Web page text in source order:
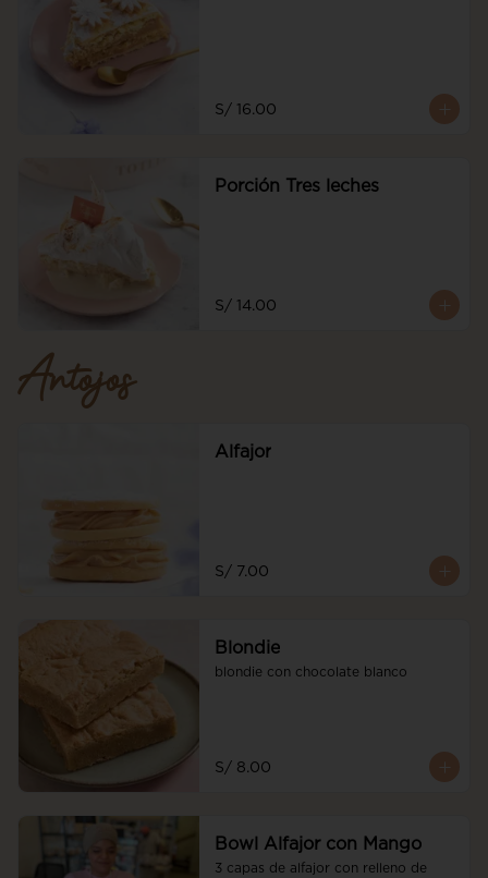
S/ 16.00
Porción Tres leches
S/ 14.00
Antojos
Alfajor
S/ 7.00
Blondie
blondie con chocolate blanco
S/ 8.00
Bowl Alfajor con Mango
3 capas de alfajor con relleno de